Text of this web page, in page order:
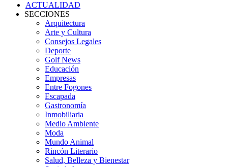
ACTUALIDAD
SECCIONES
Arquitectura
Arte y Cultura
Consejos Legales
Deporte
Golf News
Educación
Empresas
Entre Fogones
Escapada
Gastronomía
Inmobiliaria
Medio Ambiente
Moda
Mundo Animal
Rincón Literario
Salud, Belleza y Bienestar